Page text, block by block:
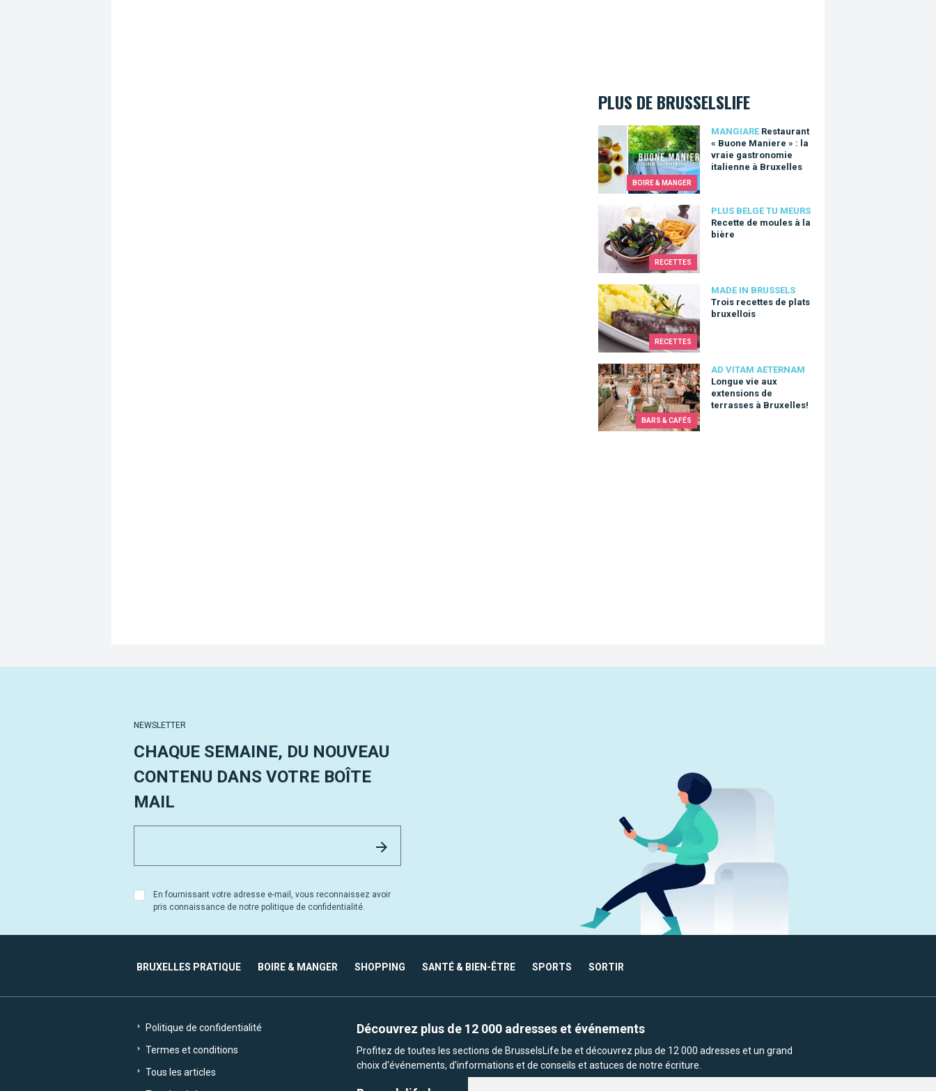
PLUS DE BRUSSELSLIFE
BOIRE & MANGER
MANGIARE Restaurant
« Buone Maniere » : la
vraie gastronomie
italienne à Bruxelles
Restaurant « Buone Maniere » : la vraie gastronomie italienne à
RECETTES
PLUS BELGE TU MEURS
Recette de moules à la
bière
Recette de moules à la bière
RECETTES
MADE IN BRUSSELS
Trois recettes de plats
bruxellois
Trois recettes de plats bruxellois
BARS & CAFÉS
AD VITAM AETERNAM
Longue vie aux
extensions de
terrasses à Bruxelles!
Longue vie aux extensions de terrasses à Bruxelles!
NEWSLETTER
CHAQUE SEMAINE, DU NOUVEAU
CONTENU DANS VOTRE BOÎTE
MAIL
En fournissant votre adresse e-mail, vous reconnaissez avoir
pris connaissance de notre politique de confidentialité.
BRUXELLES PRATIQUE BOIRE & MANGER SHOPPING SANTÉ & BIEN-ÊTRE SPORTS SORTIR
Politique de confidentialité
Termes et conditions
Tous les articles
Découvrez plus de 12 000 adresses et événements
Profitez de toutes les sections de BrusselsLife.be et découvrez plus de 12 000 adresses et un grand
choix d'événements, d'informations et de conseils et astuces de notre écriture.